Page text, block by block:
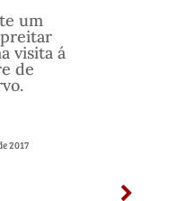
um
visita á
de
2017